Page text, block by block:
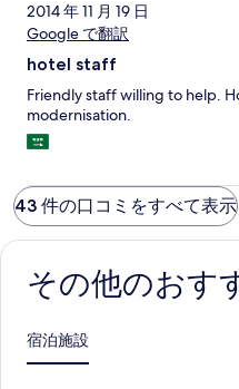
2014 年 11 月 19 日
Google で翻訳
hotel staff
Friendly staff willing to help.
modernisation.
43 件の口コミをすべて表示
その他のおす
宿泊施設